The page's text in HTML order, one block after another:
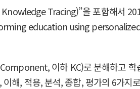
Tracing)”을 포함해서
education using
이하 KC)로 분해하고
해, 적용, 분석, 종합, 평가의 6가